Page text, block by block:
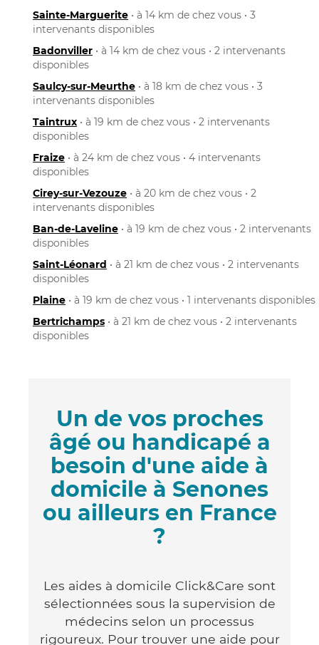
Sainte-Marguerite • à 14 km de chez vous • 3
intervenants disponibles
Badonviller • à 14 km de chez vous • 2 intervenants
disponibles
Saulcy-sur-Meurthe • à 18 km de chez vous • 3
intervenants disponibles
Taintrux • à 19 km de chez vous • 2 intervenants
disponibles
Fraize • à 24 km de chez vous • 4 intervenants
disponibles
Cirey-sur-Vezouze • à 20 km de chez vous • 2
intervenants disponibles
Ban-de-Laveline • à 19 km de chez vous • 2 intervenants
disponibles
Saint-Léonard • à 21 km de chez vous • 2 intervenants
disponibles
Plaine • à 19 km de chez vous • 1 intervenants disponibles
Bertrichamps • à 21 km de chez vous • 2 intervenants
disponibles
Un de vos proches
âgé ou handicapé a
besoin d'une aide à
domicile à Senones
ou ailleurs en France
?
Les aides à domicile Click&Care sont
sélectionnées sous la supervision de
médecins selon un processus
rigoureux. Pour trouver une aide pour